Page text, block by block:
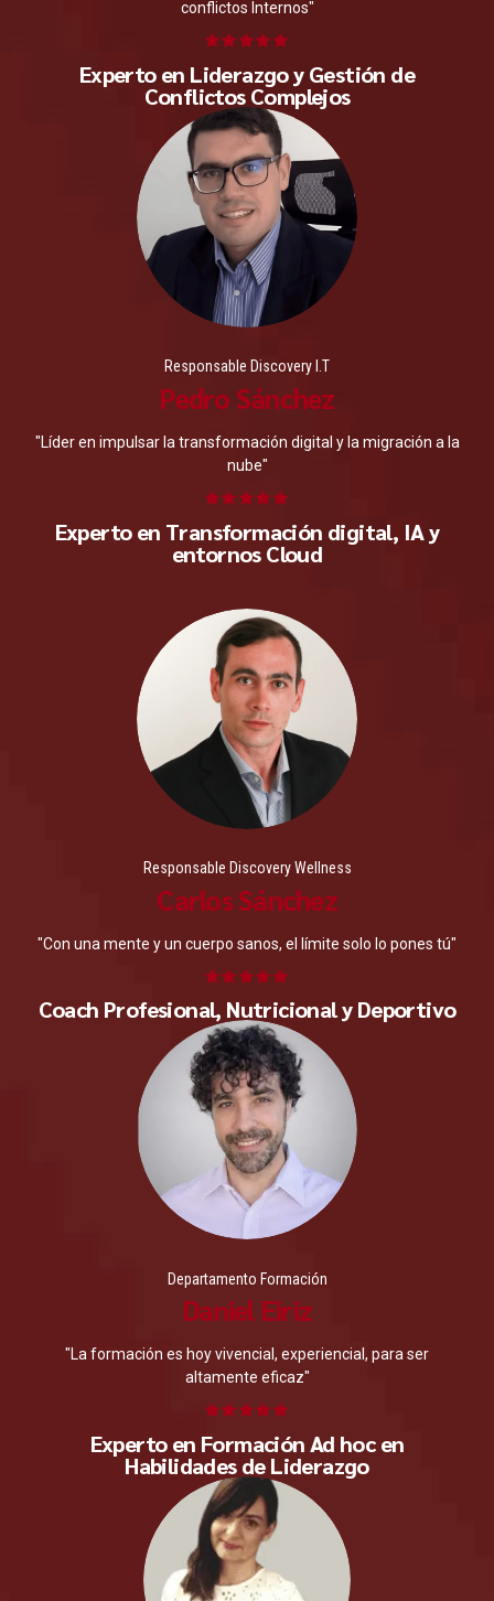
conflictos Internos"
Experto en Liderazgo y Gestión de
Conflictos Complejos
Responsable Discovery I.T
Pedro Sánchez
"Líder en impulsar la transformación digital y la migración a la
nube"
Experto en Transformación digital, IA y
entornos Cloud
Responsable Discovery Wellness
Carlos Sánchez
"Con una mente y un cuerpo sanos, el límite solo lo pones tú"
Coach Profesional, Nutricional y Deportivo
Departamento Formación
Daniel Eiriz
"La formación es hoy vivencial, experiencial, para ser
altamente eficaz"
Experto en Formación Ad hoc en
Habilidades de Liderazgo